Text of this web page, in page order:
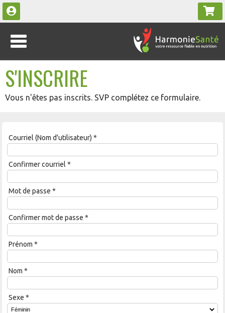
S'INSCRIRE
Vous n'êtes pas inscrits. SVP complétez ce formulaire.
Courriel (Nom d'utilisateur) *
Confirmer courriel *
Mot de passe *
Confirmer mot de passe *
Prénom *
Nom *
Sexe *